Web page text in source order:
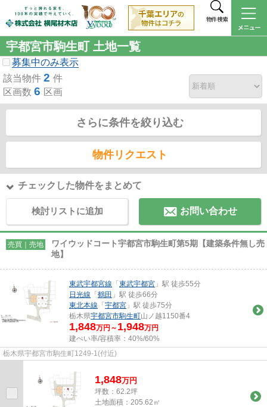
物件検索
宇都宮市駒生町 土地一覧
募集中のみ表示
該当物件 2 件
区画数 6 区画
さらに条件を絞り込む
物件リクエスト
チェックした物件をまとめて
検討リストに追加 お問い合わせ
売買｜売地
ワイウッドコート宇都宮市駒生町第5期【建築条件無し売
地】
東武宇都宮線 「東武宇都宮 」駅 徒歩55分
日光線 「鶴田 」駅 徒歩66分
東北本線 「宇都宮 」駅 徒歩75分
栃木県宇都宮市駒生町山ノ越1150番4
1,848万円～ 1,948万円
建ぺい率/容積率： 40%/60%
栃木県宇都宮市駒生町1249-1(付近)
1,848万円
坪数：62.2坪
土地面積：205.62㎡